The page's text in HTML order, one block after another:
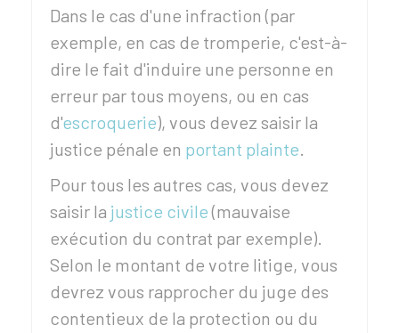
Dans le cas d'une infraction (par
exemple, en cas de tromperie, c'est-à-
dire le fait d'induire une personne en
erreur par tous moyens, ou en cas
d'escroquerie), vous devez saisir la
justice pénale en portant plainte.
Pour tous les autres cas, vous devez
saisir la justice civile(mauvaise
exécution du contrat par exemple).
Selon le montant de votre litige, vous
devrez vous rapprocher du juge des
contentieux de la protection ou du